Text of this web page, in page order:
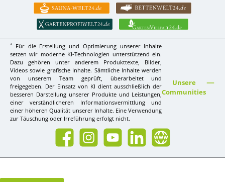
*
Für die Erstellung und Optimierung unserer Inhalte
setzen wir moderne KI-Technologien unterstützend ein.
Dazu gehören unter anderem Produkttexte, Bilder,
Videos sowie grafische Inhalte. Sämtliche Inhalte werden
von unserem Team geprüft, überarbeitet und
freigegeben. Der Einsatz von KI dient ausschließlich der
besseren Darstellung unserer Produkte und Leistungen,
einer verständlicheren Informationsvermittlung und
einer höheren Qualität unserer Inhalte. Eine Verwendung
zur Täuschung oder Irreführung erfolgt nicht.
Unsere
Communities
Facebook InstagramYouTube LinkedIn Website